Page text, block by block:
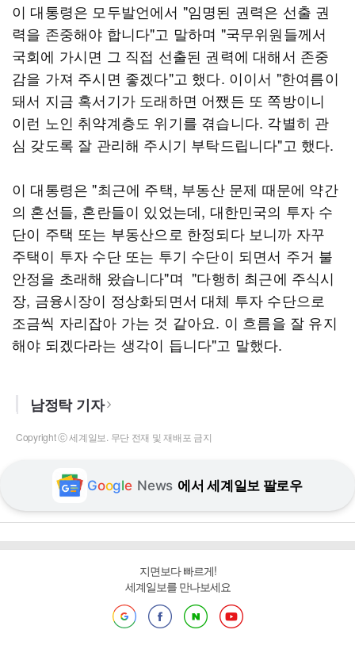
이 대통령은 모두발언에서 "임명된 권력은 선출 권
력을 존중해야 합니다"고 말하며 "국무위원들께서
국회에 가시면 그 직접 선출된 권력에 대해서 존중
감을 가져 주시면 좋겠다"고 했다. 이이서 "한여름이
돼서 지금 혹서기가 도래하면 어쨌든 또 쪽방이니
이런 노인 취약계층도 위기를 겪습니다. 각별히 관
심 갖도록 잘 관리해 주시기 부탁드립니다"고 했다.
이 대통령은 "최근에 주택, 부동산 문제 때문에 약간
의 혼선들, 혼란들이 있었는데, 대한민국의 투자 수
단이 주택 또는 부동산으로 한정되다 보니까 자꾸
주택이 투자 수단 또는 투기 수단이 되면서 주거 불
안정을 초래해 왔습니다"며 "다행히 최근에 주식시
장, 금융시장이 정상화되면서 대체 투자 수단으로
조금씩 자리잡아 가는 것 같아요. 이 흐름을 잘 유지
해야 되겠다라는 생각이 듭니다"고 말했다.
남정탁 기자
Copyright ⓒ 세계일보. 무단 전재 및 재배포 금지
Google News 에서 세계일보 팔로우
지면보다 빠르게!
세계일보를 만나보세요